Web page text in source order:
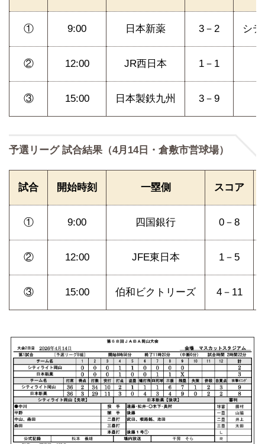
① 9:00 日本新薬 3－2 シ
② 12:00 JR西日本 1－1
③ 15:00 日本製鉄九州 3－9
予選リーグ 試合結果（4月14日・倉敷市営球場）
試合 開始時刻 一塁側 スコア
① 9:00 四国銀行 0－8
② 12:00 JFE東日本 1－5
③ 15:00 伯和ビクトリーズ 4－11